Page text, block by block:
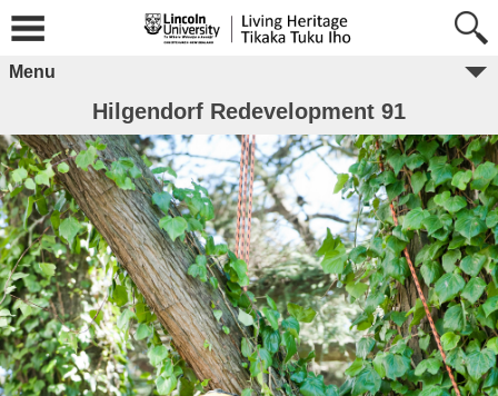
Menu
Hilgendorf Redevelopment 91